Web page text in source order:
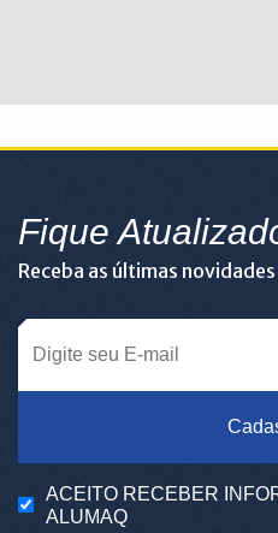
Fique
Receba as últimas
ACEITO RECEBER
ALUMAQ